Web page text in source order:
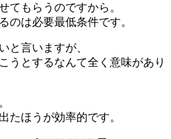
てもらうのですから。
のは必要最低条件です。
と言いますが、
うとするなんて全く意味があり
たほうが効率的です。